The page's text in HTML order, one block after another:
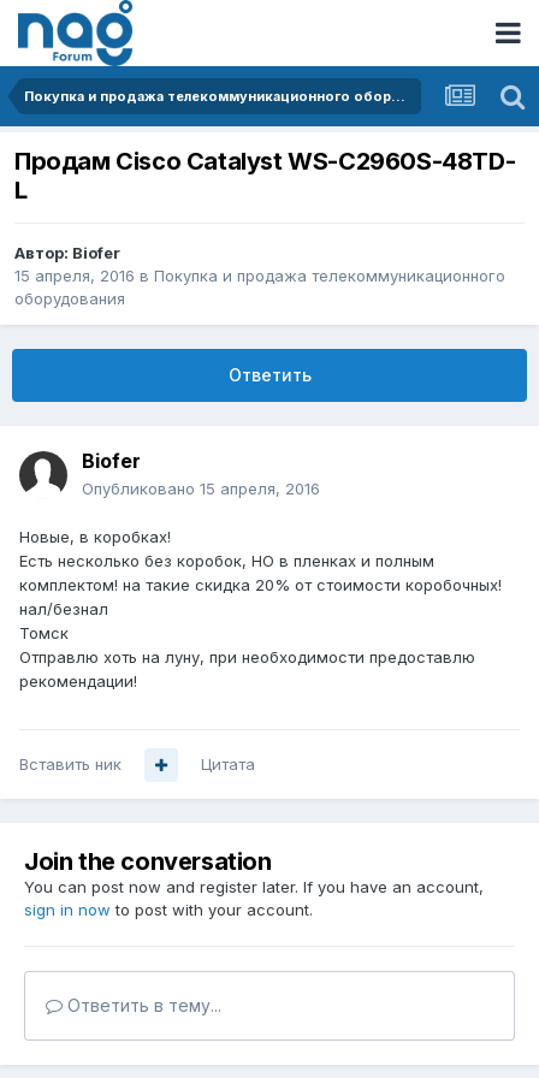
Покупка и продажа телекоммуникационного оборудования
Продам Cisco Catalyst WS-C2960S-48TD-
L
Автор: Biofer
15 апреля, 2016 в Покупка и продажа телекоммуникационного
оборудования
Ответить
Biofer
Опубликовано 15 апреля, 2016
Новые, в коробках!
Есть несколько без коробок, НО в пленках и полным
комплектом! на такие скидка 20% от стоимости коробочных!
нал/безнал
Томск
Отправлю хоть на луну, при необходимости предоставлю
рекомендации!
Вставить ник Цитата
Join the conversation
You can post now and register later. If you have an account,
sign in now to post with your account.
Ответить в тему...